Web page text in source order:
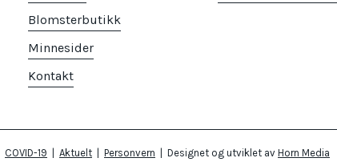
Blomsterbutikk
Minnesider
Kontakt
COVID-19 Aktuelt Personvern | Designet og utviklet av Horn Media